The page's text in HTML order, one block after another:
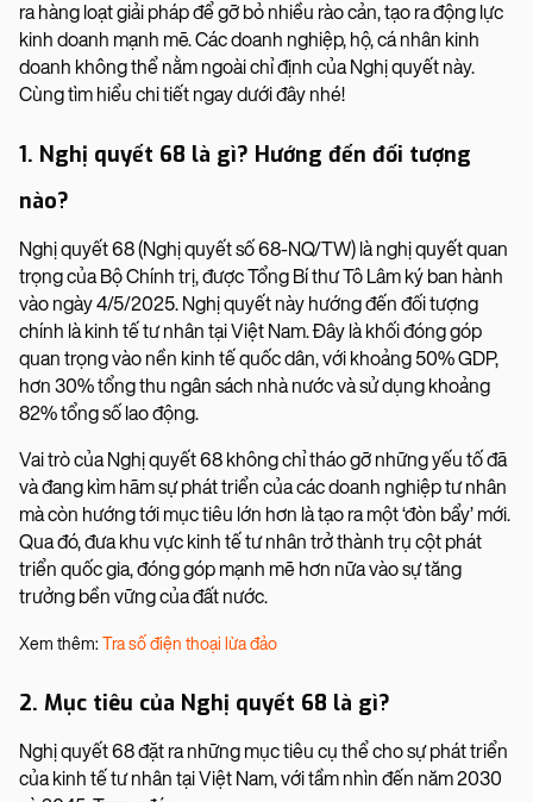
ra hàng loạt giải pháp để gỡ bỏ nhiều rào cản, tạo ra động lực
kinh doanh mạnh mẽ. Các doanh nghiệp, hộ, cá nhân kinh
doanh không thể nằm ngoài chỉ định của Nghị quyết này.
Cùng tìm hiểu chi tiết ngay dưới đây nhé!
1. Nghị quyết 68 là gì? Hướng đến đối tượng
nào?
Nghị quyết 68 (Nghị quyết số 68-NQ/TW) là nghị quyết quan
trọng của Bộ Chính trị, được Tổng Bí thư Tô Lâm ký ban hành
vào ngày 4/5/2025. Nghị quyết này hướng đến đối tượng
chính là kinh tế tư nhân tại Việt Nam. Đây là khối đóng góp
quan trọng vào nền kinh tế quốc dân, với khoảng 50% GDP,
hơn 30% tổng thu ngân sách nhà nước và sử dụng khoảng
82% tổng số lao động.
Vai trò của Nghị quyết 68 không chỉ tháo gỡ những yếu tố đã
và đang kìm hãm sự phát triển của các doanh nghiệp tư nhân
mà còn hướng tới mục tiêu lớn hơn là tạo ra một ‘đòn bẩy’ mới.
Qua đó, đưa khu vực kinh tế tư nhân trở thành trụ cột phát
triển quốc gia, đóng góp mạnh mẽ hơn nữa vào sự tăng
trưởng bền vững của đất nước.
Xem thêm: Tra số điện thoại lừa đảo
2. Mục tiêu của Nghị quyết 68 là gì?
Nghị quyết 68 đặt ra những mục tiêu cụ thể cho sự phát triển
của kinh tế tư nhân tại Việt Nam, với tầm nhìn đến năm 2030